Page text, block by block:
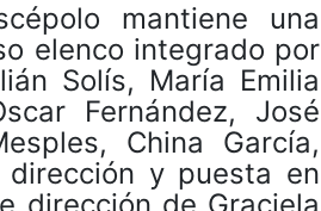
mantiene una
elenco integrado por
Solís, María Emilia
Fernández, José
China García,
y puesta en